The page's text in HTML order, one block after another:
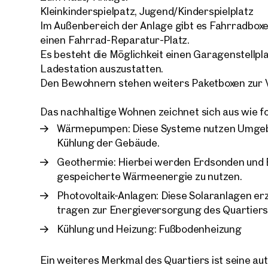
Kleinkinderspielpatz, Jugend/Kinderspielplatz
Im Außenbereich der Anlage gibt es
einen Fahrrad-Reparatur-Platz.
Es besteht die Möglichkeit einen
Ladestation auszustatten.
Den Bewohnern stehen weiters Paketboxen zur
Das nachhaltige Wohnen zeichnet sich aus wie
Wärmepumpen: Diese Systeme nutzen
Kühlung der Gebäude.
Geothermie: Hierbei werden Erdsonden
gespeicherte Wärmeenergie zu nutzen.
Photovoltaik-Anlagen: Diese Solaranlagen
tragen zur Energieversorgung des
Kühlung und Heizung: Fußbodenheizung
Ein weiteres Merkmal des Quartiers ist seine
Ihre
Ihre
Anrede
Bitte
Sagen
über
Wie